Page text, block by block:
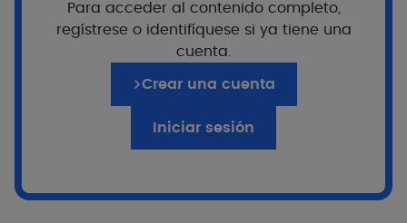
Para acceder al contenido completo,
regístrese o identifíquese si ya tiene una
cuenta.
Crear una cuenta
Iniciar sesión